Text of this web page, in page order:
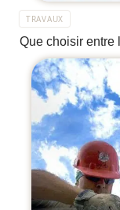
TRAVAUX
Que choisir entre